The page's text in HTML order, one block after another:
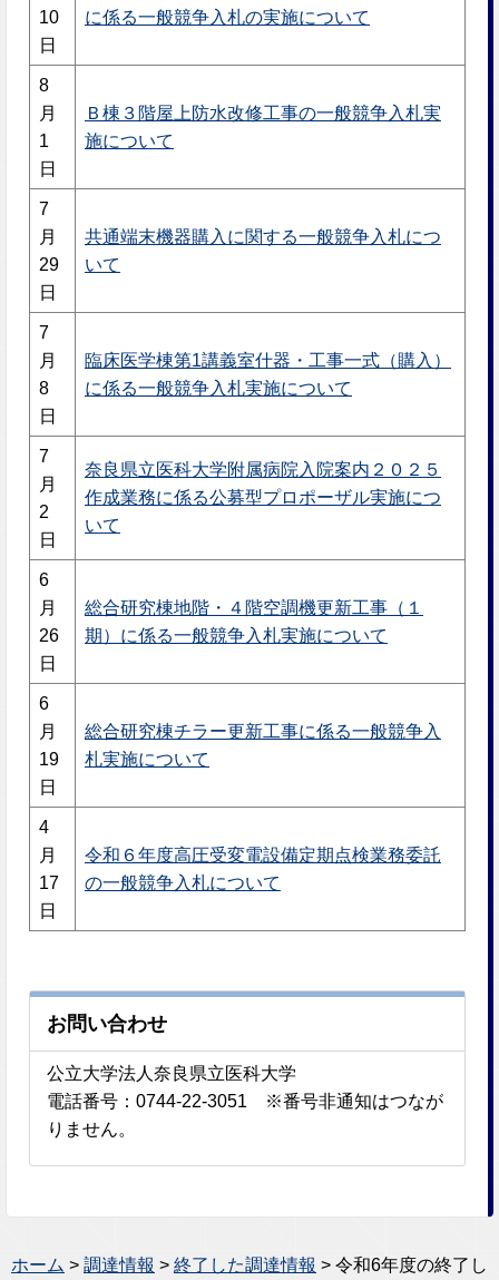
10
日
に係る一般競争入札の実施について
8
月
1
日
Ｂ棟３階屋上防水改修工事の一般競争入札実
施について
7
月
29
日
共通端末機器購入に関する一般競争入札につ
いて
7
月
8
日
臨床医学棟第1講義室什器・工事一式（購入）
に係る一般競争入札実施について
7
月
2
日
奈良県立医科大学附属病院入院案内２０２５
作成業務に係る公募型プロポーザル実施につ
いて
6
月
26
日
総合研究棟地階・４階空調機更新工事（１
期）に係る一般競争入札実施について
6
月
19
日
総合研究棟チラー更新工事に係る一般競争入
札実施について
4
月
17
日
令和６年度高圧受変電設備定期点検業務委託
の一般競争入札について
お問い合わせ
公立大学法人奈良県立医科大学
電話番号：0744-22-3051 ※番号非通知はつなが
りません。
ホーム > 調達情報 > 終了した調達情報 > 令和6年度の終了し